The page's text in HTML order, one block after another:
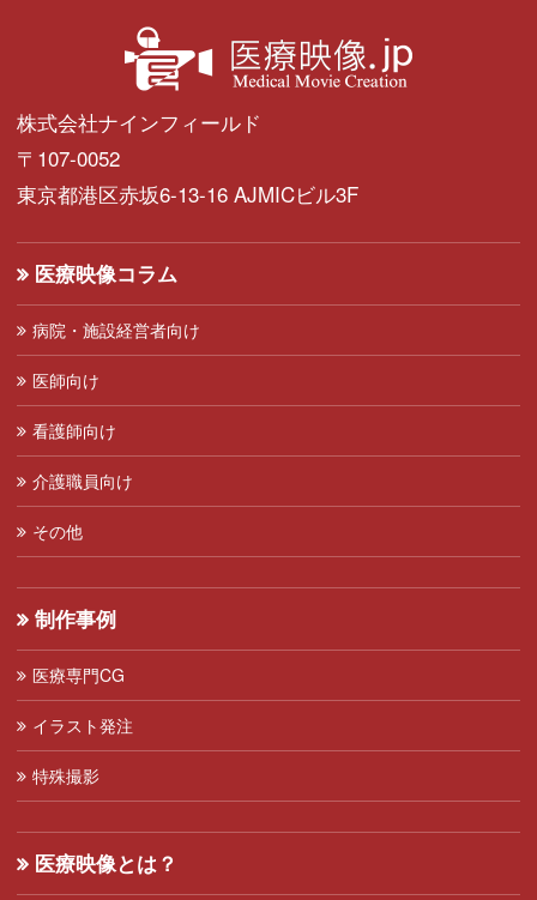
株式会社ナインフィールド
〒107-0052
東京都港区赤坂6-13-16 AJMICビル3F
医療映像コラム
病院・施設経営者向け
医師向け
看護師向け
介護職員向け
その他
制作事例
医療専門CG
イラスト発注
特殊撮影
医療映像とは？